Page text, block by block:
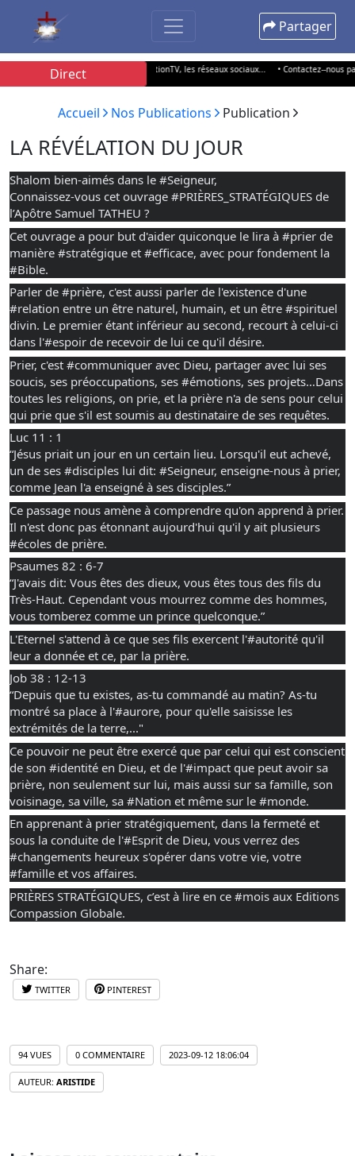
Partager
Direct
sur Radio Solution 100.5 FM, SolutionTV, les réseaux sociaux... • Contactez--nous par
Accueil Nos Publications Publication
LA RÉVÉLATION DU JOUR
Shalom bien-aimés dans le #Seigneur,
Connaissez-vous cet ouvrage #PRIÈRES_STRATÉGIQUES de
l’Apôtre Samuel TATHEU ?
Cet ouvrage a pour but d'aider quiconque le lira à #prier de
manière #stratégique et #efficace, avec pour fondement la
#Bible.
Parler de #prière, c'est aussi parler de l'existence d'une
#relation entre un être naturel, humain, et un être #spirituel
divin. Le premier étant inférieur au second, recourt à celui-ci
dans l'#espoir de recevoir de lui ce qu'il désire.
Prier, c'est #communiquer avec Dieu, partager avec lui ses
soucis, ses préoccupations, ses #émotions, ses projets…Dans
toutes les religions, on prie, et la prière n'a de sens pour celui
qui prie que s'il est soumis au destinataire de ses requêtes.
Luc 11 : 1
“Jésus priait un jour en un certain lieu. Lorsqu'il eut achevé,
un de ses #disciples lui dit: #Seigneur, enseigne-nous à prier,
comme Jean l'a enseigné à ses disciples.”
Ce passage nous amène à comprendre qu'on apprend à prier.
Il n'est donc pas étonnant aujourd'hui qu'il y ait plusieurs
#écoles de prière.
Psaumes 82 : 6-7
“J'avais dit: Vous êtes des dieux, vous êtes tous des fils du
Très-Haut. Cependant vous mourrez comme des hommes,
vous tomberez comme un prince quelconque.”
L'Eternel s'attend à ce que ses fils exercent l'#autorité qu'il
leur a donnée et ce, par la prière.
Job 38 : 12-13
“Depuis que tu existes, as-tu commandé au matin? As-tu
montré sa place à l'#aurore, pour qu'elle saisisse les
extrémités de la terre,..."
Ce pouvoir ne peut être exercé que par celui qui est conscient
de son #identité en Dieu, et de l'#impact que peut avoir sa
prière, non seulement sur lui, mais aussi sur sa famille, son
voisinage, sa ville, sa #Nation et même sur le #monde.
En apprenant à prier stratégiquement, dans la fermeté et
sous la conduite de l'#Esprit de Dieu, vous verrez des
#changements heureux s'opérer dans votre vie, votre
#famille et vos affaires.
PRIÈRES STRATÉGIQUES, c’est à lire en ce #mois aux Editions
Compassion Globale.
Share:
TWITTER PINTEREST
94 VUES 0 COMMENTAIRE 2023-09-12 18:06:04
AUTEUR: ARISTIDE